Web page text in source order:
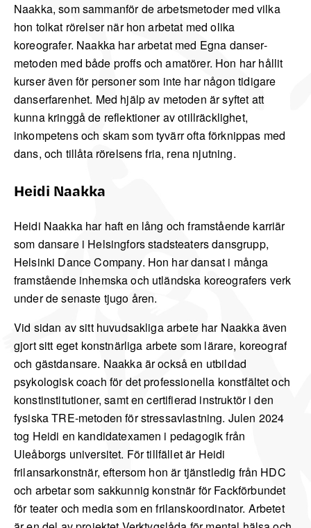
Naakka, som sammanför de arbetsmetoder med vilka
hon tolkat rörelser när hon arbetat med olika
koreografer. Naakka har arbetat med Egna danser-
metoden med både proffs och amatörer. Hon har hållit
kurser även för personer som inte har någon tidigare
danserfarenhet. Med hjälp av metoden är syftet att
kunna kringgå de reflektioner av otillräcklighet,
inkompetens och skam som tyvärr ofta förknippas med
dans, och tillåta rörelsens fria, rena njutning.
Heidi Naakka
Heidi Naakka har haft en lång och framstående karriär
som dansare i Helsingfors stadsteaters dansgrupp,
Helsinki Dance Company. Hon har dansat i många
framstående inhemska och utländska koreografers verk
under de senaste tjugo åren.
Vid sidan av sitt huvudsakliga arbete har Naakka även
gjort sitt eget konstnärliga arbete som lärare, koreograf
och gästdansare. Naakka är också en utbildad
psykologisk coach för det professionella konstfältet och
konstinstitutioner, samt en certifierad instruktör i den
fysiska TRE-metoden för stressavlastning. Julen 2024
tog Heidi en kandidatexamen i pedagogik från
Uleåborgs universitet. För tillfället är Heidi
frilansarkonstnär, eftersom hon är tjänstledig från HDC
och arbetar som sakkunnig konstnär för Fackförbundet
för teater och media som en frilanskoordinator. Arbetet